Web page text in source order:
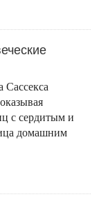
Сассекса
с сердитым и
домашним